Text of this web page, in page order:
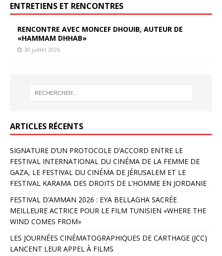
ENTRETIENS ET RENCONTRES
RENCONTRE AVEC MONCEF DHOUIB, AUTEUR DE
«HAMMAM DHHAB»
30 juillet 2026
ARTICLES RÉCENTS
SIGNATURE D’UN PROTOCOLE D’ACCORD ENTRE LE
FESTIVAL INTERNATIONAL DU CINÉMA DE LA FEMME DE
GAZA, LE FESTIVAL DU CINÉMA DE JÉRUSALEM ET LE
FESTIVAL KARAMA DES DROITS DE L’HOMME EN JORDANIE
FESTIVAL D’AMMAN 2026 : EYA BELLAGHA SACRÉE
MEILLEURE ACTRICE POUR LE FILM TUNISIEN «WHERE THE
WIND COMES FROM»
LES JOURNÉES CINÉMATOGRAPHIQUES DE CARTHAGE (JCC)
LANCENT LEUR APPEL À FILMS